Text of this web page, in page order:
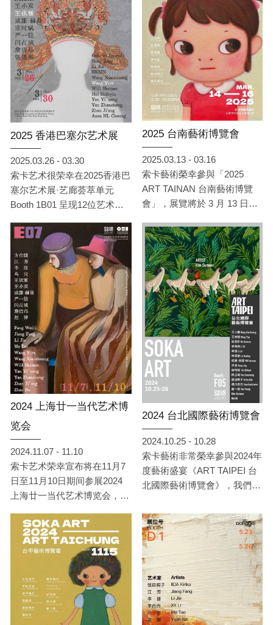
包括：于彭、手嶋大辅、王依
雅、吴若昕、李西西、李捷、
林葆灵、威廉·赫曼、席时
斌、阎占城、詹佶昂、严一能
与 Kim Sunwoo（依姓氏笔画
排列）。他们透过人物、动
物、自然景观与文化符号，描
绘个体与外部世界交织的存在
状态，折射出记忆、情感、社
会与精神层面的多重面貌。
2025 香港巴塞尔艺术展
2025.03.26 - 03.30
索卡艺术很荣幸在2025香港巴
塞尔艺术展·艺廊荟萃单元
Booth 1B01 呈现12位艺术家
2025 台南藝術博覽會
2025.03.13 - 03.16
索卡藝術榮幸參與「2025
ART TAINAN 台南藝術博覽
會」，展覽將於 3 月 13 日至
大登場，展位編號 707。此次
展覽，索卡將呈現：王依雅、
李西西、林葆靈、席時斌、梁
凱棋、橫坂竜也（依姓氏筆畫
排序）共 六位亞洲藝術家 的
精彩創作，展現豐富多元的藝
術面貌。此外，索卡更與台南
市政府文化局攜手合作，參與
《台南新藝獎》，在展位編號
628 特別呈現 2025 台南新藝
獎優秀得主 —— 李盈蓁的精
彩作品。誠摯邀請各位前來參
觀，共同感受當代藝術的無限
魅力！
2024 上海廿一当代艺术博
览会
2024.11.07 - 11.10
索卡艺术荣幸宣布将在11月7
日至11月10日期间参展2024
上海廿一当代艺术博览会，展
2024 台北國際藝術博覽會
2024.10.25 - 10.28
索卡藝術非常榮幸參與2024年
度藝術盛宴《ART TAIPEI 台
北國際藝術博覽會》，我們將
北世貿一館，展位F05，為各
位呈現來自英國、日本、韓
國、中國、台灣共15位藝術家
的精彩創作，展出藝術家包含
: 王小雙、王依雅、吳若昕、
李西西 、李捷、林葆靈、威
廉‧赫曼、洪凌、席時斌、閆
占城、飯田桐子、橋爪悠也、